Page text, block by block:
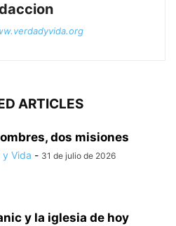
ARTICLES
dos misiones
y Vida - 31 de julio de 2026
y la iglesia de hoy